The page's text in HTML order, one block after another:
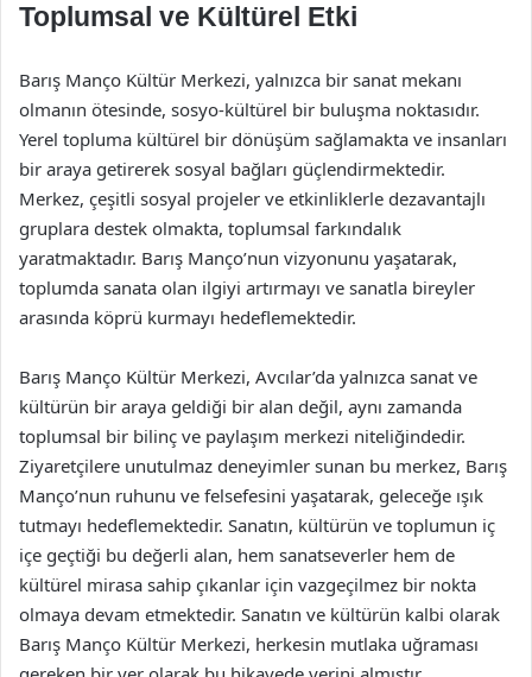
Toplumsal ve Kültürel Etki
Barış Manço Kültür Merkezi, yalnızca bir sanat mekanı
olmanın ötesinde, sosyo-kültürel bir buluşma noktasıdır.
Yerel topluma kültürel bir dönüşüm sağlamakta ve insanları
bir araya getirerek sosyal bağları güçlendirmektedir.
Merkez, çeşitli sosyal projeler ve etkinliklerle dezavantajlı
gruplara destek olmakta, toplumsal farkındalık
yaratmaktadır. Barış Manço’nun vizyonunu yaşatarak,
toplumda sanata olan ilgiyi artırmayı ve sanatla bireyler
arasında köprü kurmayı hedeflemektedir.
Barış Manço Kültür Merkezi, Avcılar’da yalnızca sanat ve
kültürün bir araya geldiği bir alan değil, aynı zamanda
toplumsal bir bilinç ve paylaşım merkezi niteliğindedir.
Ziyaretçilere unutulmaz deneyimler sunan bu merkez, Barış
Manço’nun ruhunu ve felsefesini yaşatarak, geleceğe ışık
tutmayı hedeflemektedir. Sanatın, kültürün ve toplumun iç
içe geçtiği bu değerli alan, hem sanatseverler hem de
kültürel mirasa sahip çıkanlar için vazgeçilmez bir nokta
olmaya devam etmektedir. Sanatın ve kültürün kalbi olarak
Barış Manço Kültür Merkezi, herkesin mutlaka uğraması